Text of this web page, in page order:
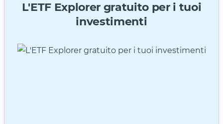
L'ETF Explorer gratuito per i tuoi
investimenti